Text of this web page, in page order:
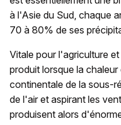
à l'Asie du Sud, chaque
70 à 80% de ses
Vitale pour l'agriculture
produit lorsque la
continentale de la sous-
de l'air et aspirant les
produisent alors